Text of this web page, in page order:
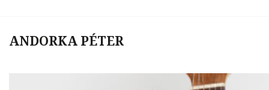
ANDORKA PÉTER